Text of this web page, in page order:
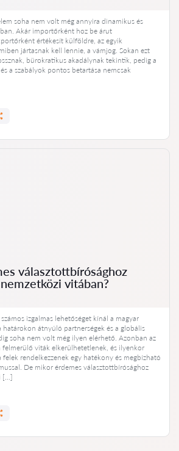
soha nem volt még annyira dinamikus és
Akár importőrként hoz be árut
értékesít külföldre, az egyik
jártasnak kell lennie, a vámjog. Sokan ezt
bürokratikus akadálynak tekintik, pedig a
a szabályok pontos betartása nemcsak
választottbírósághoz
vitában?
izgalmas lehetőséget kínál a magyar
határokon átnyúló partnerségek és a globális
soha nem volt még ilyen elérhető. Azonban az
viták elkerülhetetlenek, és ilyenkor
rendelkezzenek egy hatékony és megbízható
De mikor érdemes választottbírósághoz
[…]